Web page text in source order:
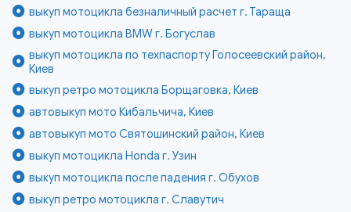
выкуп мотоцикла безналичный расчет г. Тараща
выкуп мотоцикла BMW г. Богуслав
выкуп мотоцикла по техпаспорту Голосеевский район,
Киев
выкуп ретро мотоцикла Борщаговка, Киев
автовыкуп мото Кибальчича, Киев
автовыкуп мото Святошинский район, Киев
выкуп мотоцикла Honda г. Узин
выкуп мотоцикла после падения г. Обухов
выкуп ретро мотоцикла г. Славутич